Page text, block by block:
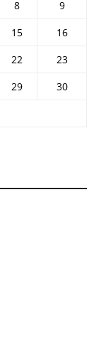
8
9
15
16
22
23
29
30